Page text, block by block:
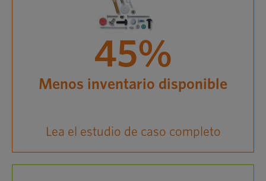
45%
Menos inventario disponible
Lea el estudio de caso completo